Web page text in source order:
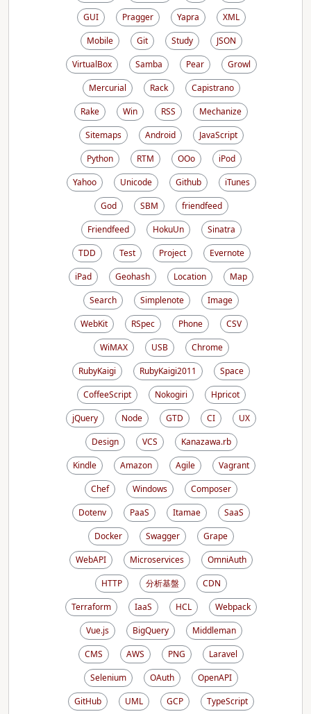
GUI
Pragger Yapra
XML
Mobile
Git Study
JSON
VirtualBox
Samba Pear
Growl
Mercurial
Rack
Capistrano
Rake
Win RSS
Mechanize
Sitemaps
Android
JavaScript
Python
RTM OOo
iPod
Yahoo
Unicode Github
iTunes
God
SBM
friendfeed
Friendfeed
HokuUn
Sinatra
TDD
Test Project
Evernote
iPad
Geohash Location
Map
Search
Simplenote
Image
WebKit
RSpec Phone
CSV
WiMAX
USB
Chrome
RubyKaigi
RubyKaigi2011
Space
CoffeeScript
Nokogiri
Hpricot
jQuery
Node GTD CI
UX
Design
VCS
Kanazawa.rb
Kindle
Amazon Agile
Vagrant
Chef
Windows
Composer
Dotenv
PaaS Itamae
SaaS
Docker
Swagger
Grape
WebAPI
Microservices
OmniAuth
HTTP
分析基盤
CDN
Terraform
IaaS HCL
Webpack
Vue.js
BigQuery
Middleman
CMS
AWS PNG
Laravel
Selenium
OAuth
OpenAPI
GitHub
UML GCP TypeScript